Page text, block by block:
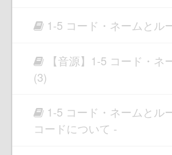
1-5 コード・ネームとル
【音源】1-5 コード・ネ
(3)
1-5 コード・ネームとル
コードについて -